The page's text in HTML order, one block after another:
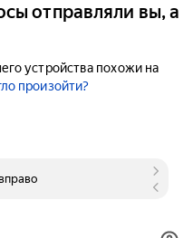
отправляли вы, а
устройства похожи на
произойти?